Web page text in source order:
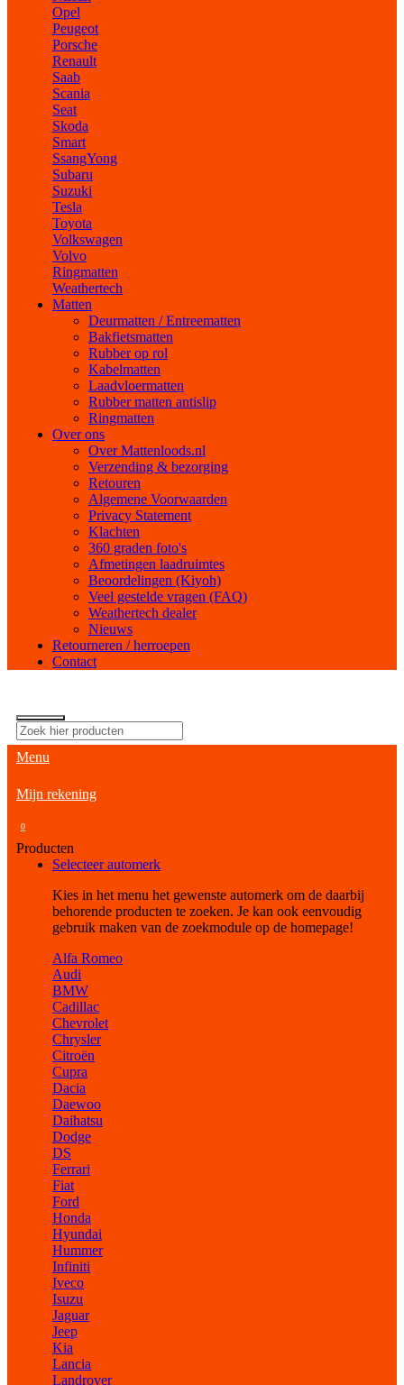
Opel
Peugeot
Porsche
Renault
Saab
Scania
Seat
Skoda
Smart
SsangYong
Subaru
Suzuki
Tesla
Toyota
Volkswagen
Volvo
Ringmatten
Weathertech
Matten
Deurmatten / Entreematten
Bakfietsmatten
Rubber op rol
Kabelmatten
Laadvloermatten
Rubber matten antislip
Ringmatten
Over ons
Over Mattenloods.nl
Verzending & bezorging
Retouren
Algemene Voorwaarden
Privacy Statement
Klachten
360 graden foto's
Afmetingen laadruimtes
Beoordelingen (Kiyoh)
Veel gestelde vragen (FAQ)
Weathertech dealer
Nieuws
Retourneren / herroepen
Contact
Menu
Mijn rekening
0
Producten
Selecteer automerk
Kies in het menu het gewenste automerk om de daarbij
behorende producten te zoeken. Je kan ook eenvoudig
gebruik maken van de zoekmodule op de homepage!
Alfa Romeo
Audi
BMW
Cadillac
Chevrolet
Chrysler
Citroën
Cupra
Dacia
Daewoo
Daihatsu
Dodge
DS
Ferrari
Fiat
Ford
Honda
Hyundai
Hummer
Infiniti
Iveco
Isuzu
Jaguar
Jeep
Kia
Lancia
Landrover